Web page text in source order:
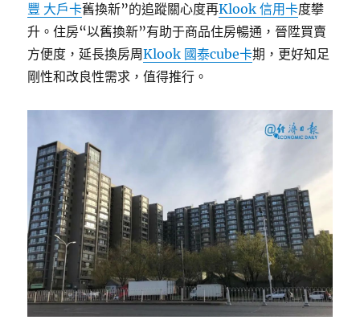
房
票！
廣
黃
安
頓
試
點
正
啟
動〉
豐 大戶卡舊換新”的追蹤關心度再Klook 信用卡度攀
升。住房“以舊換新”有助于商品住房暢通，晉陞買賣
方便度，延長換房周Klook 國泰cube卡期，更好知足
剛性和改良性需求，值得推行。